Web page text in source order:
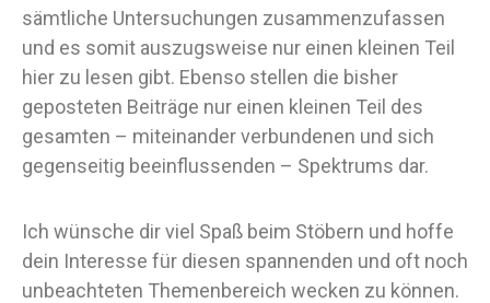
sämtliche Untersuchungen zusammenzufassen
und es somit auszugsweise nur einen kleinen Teil
hier zu lesen gibt. Ebenso stellen die bisher
geposteten Beiträge nur einen kleinen Teil des
gesamten – miteinander verbundenen und sich
gegenseitig beeinflussenden – Spektrums dar.
Ich wünsche dir viel Spaß beim Stöbern und hoffe
dein Interesse für diesen spannenden und oft noch
unbeachteten Themenbereich wecken zu können.